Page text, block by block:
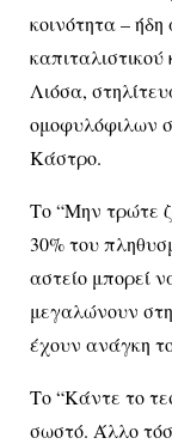
κοινότητα –
Λιόσα,
ομοφυλόφιλων
Κάστρο.
Το “Μην τρώτε
30% του
αστείο μπορεί
μεγαλώνουν
έχουν ανάγκη
Το “Kάντε το
σωστό. Άλλο